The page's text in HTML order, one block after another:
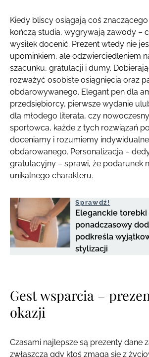
Kiedy bliscy osiągają coś
kończą studia, wygrywają zawody –
wysiłek docenić. Prezent wtedy nie
upominkiem, ale odzwierciedleniem
szacunku, gratulacji i dumy.
rozważyć osobiste osiągnięcia oraz
obdarowywanego. Elegant pen dla
przedsiębiorcy, pierwsze wydanie
dla młodego literata, czy
sportowca, każde z tych rozwiązań
doceniamy i rozumiemy
obdarowanego. Personalizacja –
gratulacyjny – sprawi, że podarunek
unikalnego charakteru.
Sprawdź!
Eleganckie
ponadczasowy
podkreśla
stylizacji
Gest wsparcia –
okazji
Czasami najlepsze są prezenty dane
zwłaszcza gdy ktoś zmaga się z